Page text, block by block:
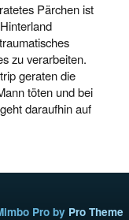
Pärchen ist
zu verarbeiten.
geraten die
töten und bei
daraufhin auf
Pro by Pro Theme